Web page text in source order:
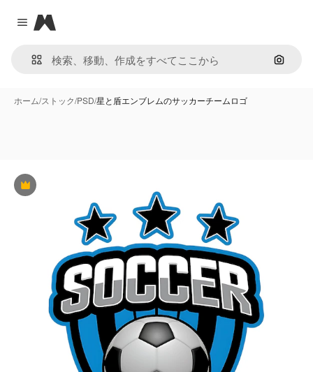
Close menu
Magnific
画像で
ホーム/ストック/PSD/星と盾エンブレムのサッカーチームロゴ
Premium